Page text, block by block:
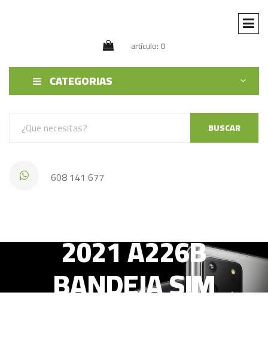
artículo: 0
CATEGORIAS
BUSCAR
608 141 677
2021 A226B
BANDEJA SIM